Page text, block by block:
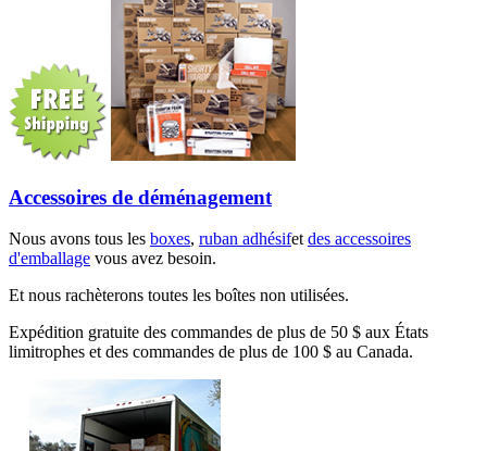
Accessoires de déménagement
Nous avons tous les boxes, ruban adhésifetdes accessoires
d'emballage vous avez besoin.
Et nous rachèterons toutes les boîtes non utilisées.
Expédition gratuite des commandes de plus de 50 $ aux États
limitrophes et des commandes de plus de 100 $ au Canada.